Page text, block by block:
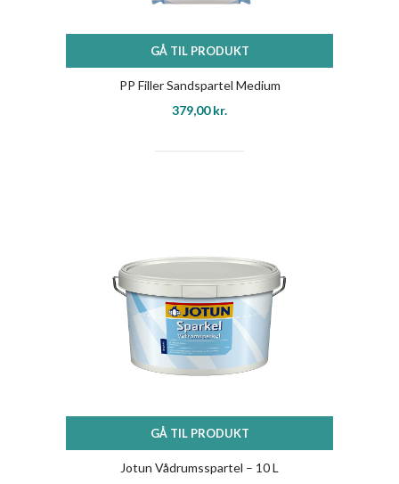
GÅ TIL PRODUKT
PP Filler Sandspartel Medium
379,00kr.
GÅ TIL PRODUKT
Jotun Vådrumsspartel – 10 L